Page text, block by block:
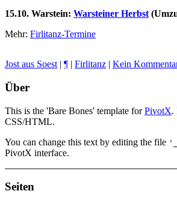
15.10. Warstein: Warsteiner Herbst
Mehr: Firlitanz-Termine
Jost aus Soest | ¶ | Firlitanz | Kein
Über
This is the 'Bare Bones' template forPivotX.
CSS/HTML.
You can change this text by editing the file
PivotX interface.
Seiten